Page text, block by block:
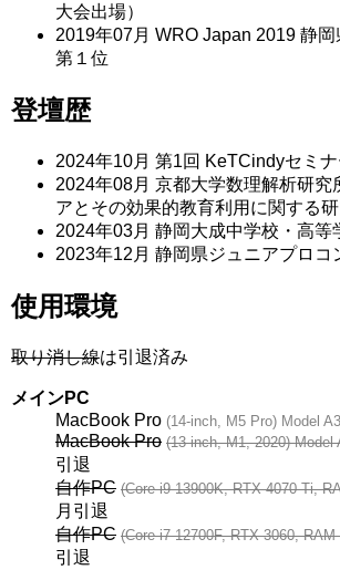
大会出場）
2019年07月 WRO Japan 2019 静
第１位
登壇歴
2024年10月 第1回 KeTCindyセミナ
2024年08月 京都大学数理解析研究
アとその効果的教育利用に関する
2024年03月 静岡大成中学校・高等
2023年12月 静岡県ジュニアプロコ
使用環境
取り消し線は引退済み
メインPC
MacBook Pro (14-inch, M5 Pro) Model
MacBook Pro (13-inch, M1, 2020) Model
引退
自作PC (Core i9-13900K, RTX 4070 Ti,
月引退
自作PC (Core i7-12700F, RTX 3060, RAM
引退